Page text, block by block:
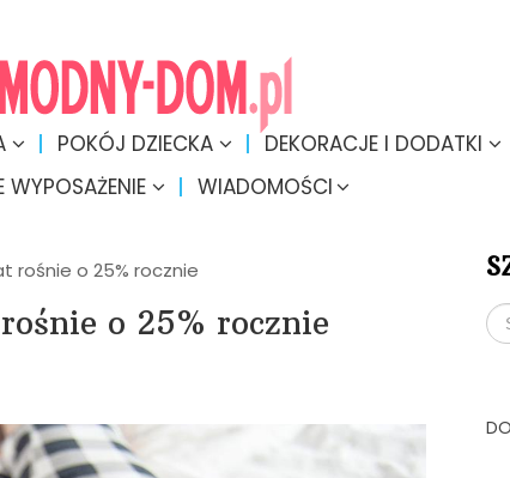
POKÓJ DZIECKA DEKORACJE I DODATKI
WYPOSAŻENIE
WIADOMOŚCI
rośnie o 25% rocznie
o 25% rocznie